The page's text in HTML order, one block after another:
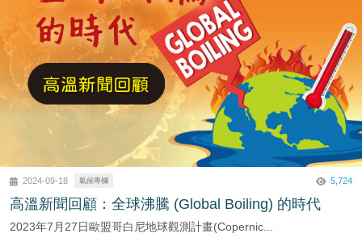
2024-09-18 氣候專欄 5,724
高溫新聞回顧：全球沸騰 (Global Boiling) 的時代
2023年7月27日歐盟哥白尼地球觀測計畫(Copernic...